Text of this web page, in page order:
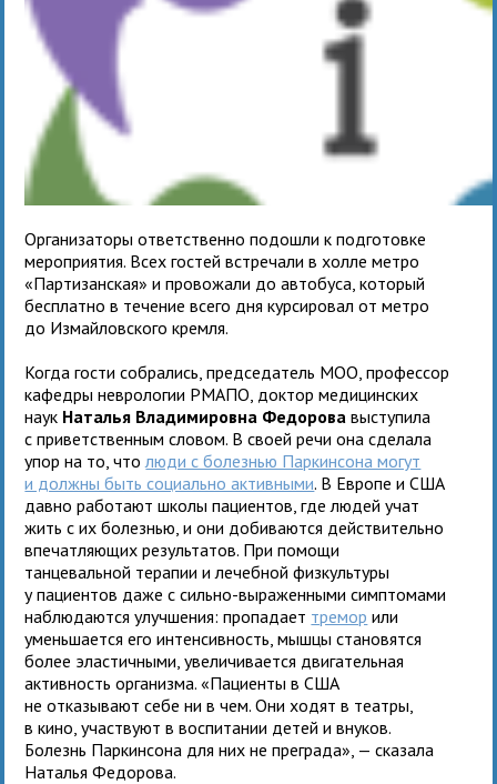
Организаторы ответственно подошли к подготовке
мероприятия. Всех гостей встречали в холле метро
«Партизанская» и провожали до автобуса, который
бесплатно в течение всего дня курсировал от метро
до Измайловского кремля.
Когда гости собрались, председатель МОО, профессор
кафедры неврологии РМАПО, доктор медицинских
наук Наталья Владимировна Федорова выступила
с приветственным словом. В своей речи она сделала
упор на то, чтолюди с болезнью Паркинсона могут
и должны быть социально активными. В Европе и США
давно работают школы пациентов, где людей учат
жить с их болезнью, и они добиваются действительно
впечатляющих результатов. При помощи
танцевальной терапии и лечебной физкультуры
у пациентов даже с сильно-выраженными симптомами
наблюдаются улучшения: пропадает тремор или
уменьшается его интенсивность, мышцы становятся
более эластичными, увеличивается двигательная
активность организма. «Пациенты в США
не отказывают себе ни в чем. Они ходят в театры,
в кино, участвуют в воспитании детей и внуков.
Болезнь Паркинсона для них не преграда», — сказала
Наталья Федорова.